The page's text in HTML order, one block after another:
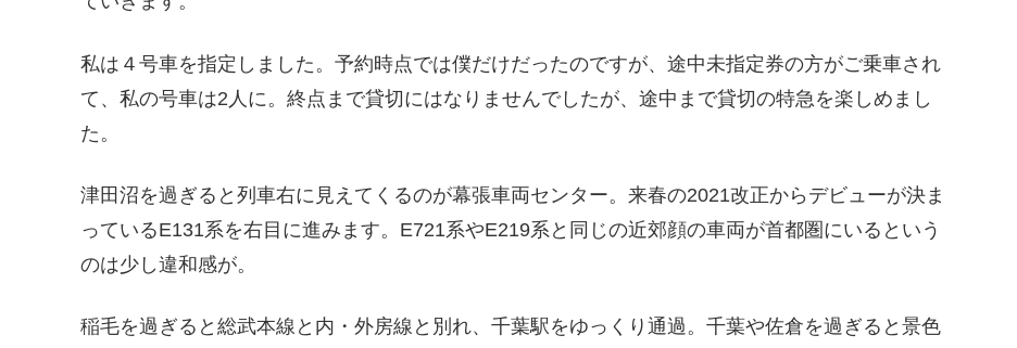
私は４号車を指定しました。予約時点では僕だけだったのですが、途中未指定券の方がご乗車され
て、私の号車は2人に。終点まで貸切にはなりませんでしたが、途中まで貸切の特急を楽しめまし
た。
津田沼を過ぎると列車右に見えてくるのが幕張車両センター。来春の2021改正からデビューが決ま
っているE131系を右目に進みます。E721系やE219系と同じの近郊顔の車両が首都圏にいるという
のは少し違和感が。
稲毛を過ぎると総武本線と内・外房線と別れ、千葉駅をゆっくり通過。千葉や佐倉を過ぎると景色